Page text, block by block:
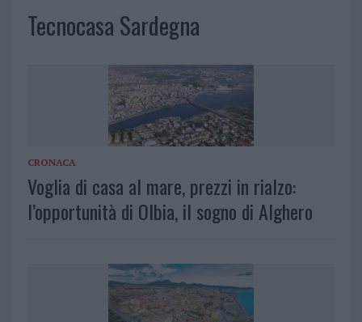
Tecnocasa Sardegna
CRONACA
Voglia di casa al mare, prezzi in rialzo:
l’opportunità di Olbia, il sogno di Alghero